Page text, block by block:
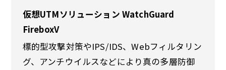
仮想UTMソリューション WatchGuard
FireboxV
標的型攻撃対策やIPS/IDS、Webフィルタリン
グ、アンチウイルスなどにより真の多層防御